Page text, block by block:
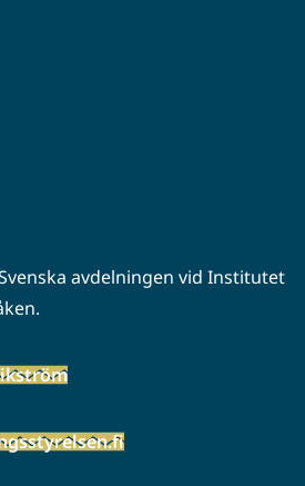
avdelningen vid Institutet